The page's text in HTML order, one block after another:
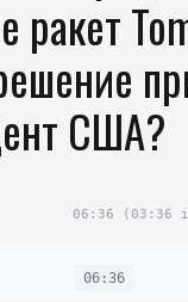
ракет
США?
06:36 (03:36
06:36